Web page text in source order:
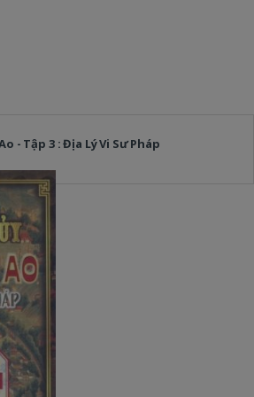
- Tập 3 : Địa Lý Vi Sư Pháp